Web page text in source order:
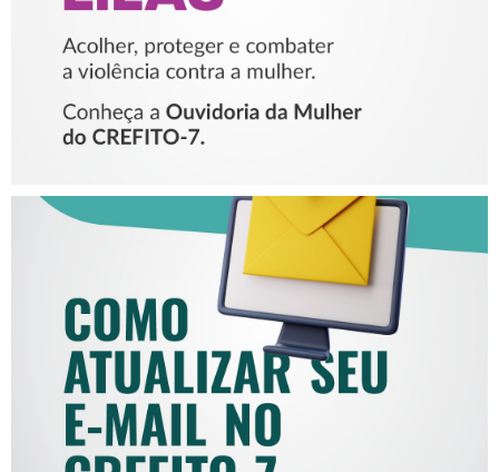
COMO ATUALIZAR SEU E-
MAIL NO CREFITO-7